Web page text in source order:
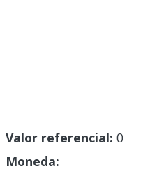
Valor referencial: 0
Moneda: